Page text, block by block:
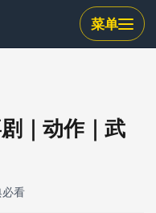
菜单
｜动作｜武
看